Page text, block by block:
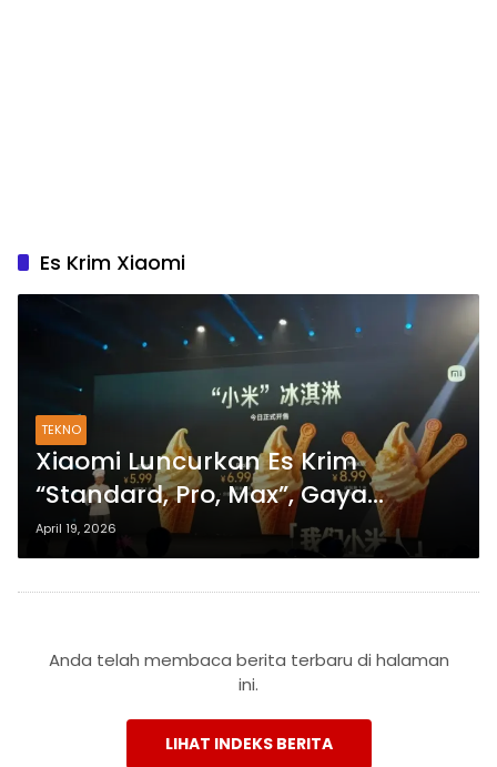
Es Krim Xiaomi
TEKNO
Xiaomi Luncurkan Es Krim
“Standard, Pro, Max”, Gaya
Flagship Masuk Dunia Kuliner
April 19, 2026
Anda telah membaca berita terbaru di halaman
ini.
LIHAT INDEKS BERITA